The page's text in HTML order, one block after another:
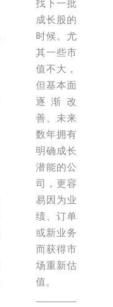
找下一批
成长股的
时候。尤
其一些市
值不大，
但基本面
逐渐改
善、未来
数年拥有
明确成长
潜能的公
司，更容
易因为业
绩、订单
或新业务
而获得市
场重新估
值。